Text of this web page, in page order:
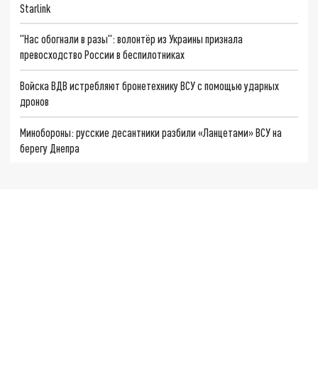
Starlink
"Нас обогнали в разы": волонтёр из Украины признала
превосходство России в беспилотниках
Войска ВДВ истребляют бронетехнику ВСУ с помощью ударных
дронов
Минобороны: русские десантники разбили «Ланцетами» ВСУ на
берегу Днепра